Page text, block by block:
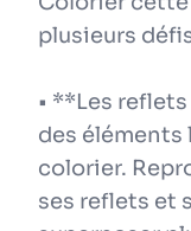
plusieurs
• **Les
des éléments
colorier.
ses reflets et